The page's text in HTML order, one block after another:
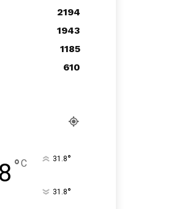
2194
1943
1185
610
°C 31.8°
31.8°